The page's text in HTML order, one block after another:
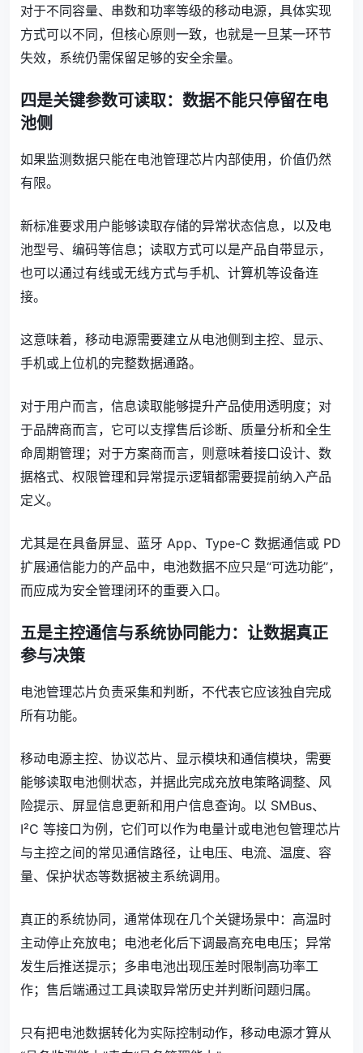
对于不同容量、串数和功率等级的移动电源，具体实现
方式可以不同，但核心原则一致，也就是一旦某一环节
失效，系统仍需保留足够的安全余量。
四是关键参数可读取：数据不能只停留在电
池侧
如果监测数据只能在电池管理芯片内部使用，价值仍然
有限。
新标准要求用户能够读取存储的异常状态信息，以及电
池型号、编码等信息；读取方式可以是产品自带显示，
也可以通过有线或无线方式与手机、计算机等设备连
接。
这意味着，移动电源需要建立从电池侧到主控、显示、
手机或上位机的完整数据通路。
对于用户而言，信息读取能够提升产品使用透明度；对
于品牌商而言，它可以支撑售后诊断、质量分析和全生
命周期管理；对于方案商而言，则意味着接口设计、数
据格式、权限管理和异常提示逻辑都需要提前纳入产品
定义。
尤其是在具备屏显、蓝牙 App、Type-C 数据通信或 PD
扩展通信能力的产品中，电池数据不应只是“可选功能”，
而应成为安全管理闭环的重要入口。
五是主控通信与系统协同能力：让数据真正
参与决策
电池管理芯片负责采集和判断，不代表它应该独自完成
所有功能。
移动电源主控、协议芯片、显示模块和通信模块，需要
能够读取电池侧状态，并据此完成充放电策略调整、风
险提示、屏显信息更新和用户信息查询。以 SMBus、
I²C 等接口为例，它们可以作为电量计或电池包管理芯片
与主控之间的常见通信路径，让电压、电流、温度、容
量、保护状态等数据被主系统调用。
真正的系统协同，通常体现在几个关键场景中：高温时
主动停止充放电；电池老化后下调最高充电电压；异常
发生后推送提示；多串电池出现压差时限制高功率工
作；售后端通过工具读取异常历史并判断问题归属。
只有把电池数据转化为实际控制动作，移动电源才算从